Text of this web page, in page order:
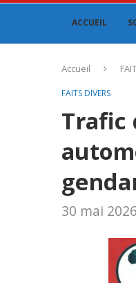
ACCUEIL
Accueil
FAITS DIVERS
Trafic
30 mai 2026